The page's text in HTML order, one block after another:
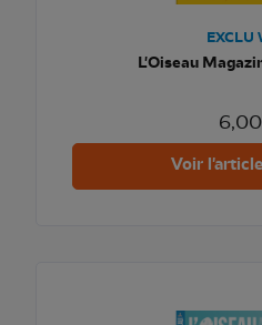
EXCLU
L'Oiseau
Voir l'article